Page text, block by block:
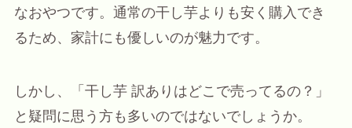
なおやつです。通常の干し芋よりも安く購入でき
るため、家計にも優しいのが魅力です。
しかし、「干し芋 訳ありはどこで売ってるの？」
と疑問に思う方も多いのではないでしょうか。